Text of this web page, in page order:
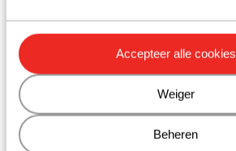
Accepteer alle cookies
Weiger
Beheren
Ook interessant voor jou